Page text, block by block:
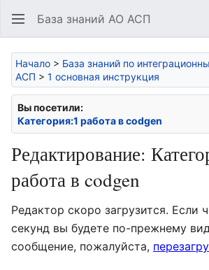
База знаний АО АСП
Начало > База знаний по
АСП > 1 основная инструкция
Вы посетили:
Категория:1 работа в codgen
Редактирование:
работа в codgen
Редактор скоро загрузится. Если
секунд вы будете по-прежнему
сообщение, пожалуйста,